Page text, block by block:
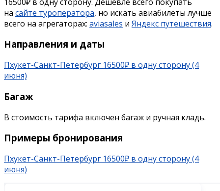
на сайте туроператора, но искать авиабилеты лучше
всего на агрегаторах: aviasales и Яндекс путешествия.
Направления и даты
Пхукет-Санкт-Петербург 16500₽ в одну сторону (4
июня)
Багаж
В стоимость тарифа включен багаж и ручная кладь.
Примеры бронирования
Пхукет-Санкт-Петербург 16500₽ в одну сторону (4
июня)